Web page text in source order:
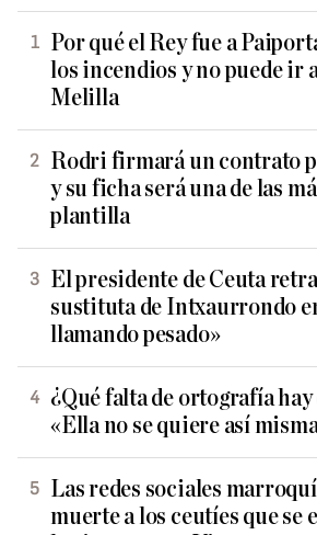
Por qué el Rey fue a
los incendios y no puede ir
Melilla
Rodri firmará un contrato
y su ficha será una de las
plantilla
El presidente de Ceuta
sustituta de Intxaurrondo
llamando pesado»
¿Qué falta de ortografía hay
«Ella no se quiere así
Las redes sociales
muerte a los ceutíes que se